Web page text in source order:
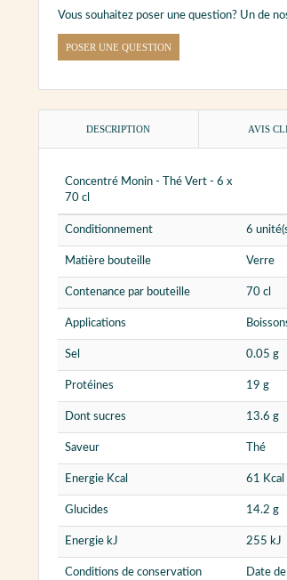
Vous souhaitez poser une question? Un de
POSER UNE QUESTION
DESCRIPTION AVIS
Concentré Monin - Thé Vert - 6 x
70 cl
Conditionnement 6
Matière bouteille Verre
Contenance par bouteille 70 cl
Applications
Sel 0.05 g
Protéines 19 g
Dont sucres 13.6 g
Saveur Thé
Energie Kcal 61 Kcal
Glucides 14.2 g
Energie kJ 255 kJ
Conditions de conservation
Date